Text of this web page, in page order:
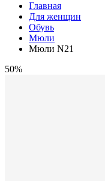
Главная
Для женщин
Обувь
Мюли
Мюли N21
50%